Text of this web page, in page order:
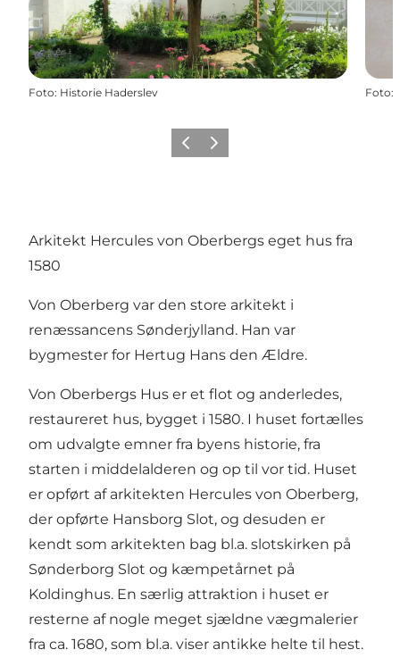
Foto: Historie Haderslev Foto:
ForrigeNæste
Arkitekt Hercules von Oberbergs eget hus fra
1580
Von Oberberg var den store arkitekt i
renæssancens Sønderjylland. Han var
bygmester for Hertug Hans den Ældre.
Von Oberbergs Hus er et flot og anderledes,
restaureret hus, bygget i 1580. I huset fortælles
om udvalgte emner fra byens historie, fra
starten i middelalderen og op til vor tid. Huset
er opført af arkitekten Hercules von Oberberg,
der opførte Hansborg Slot, og desuden er
kendt som arkitekten bag bl.a. slotskirken på
Sønderborg Slot og kæmpetårnet på
Koldinghus. En særlig attraktion i huset er
resterne af nogle meget sjældne vægmalerier
fra ca. 1680, som bl.a. viser antikke helte til hest.